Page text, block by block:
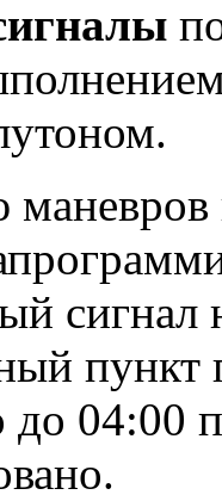
сигнал
пункт
до 04:00